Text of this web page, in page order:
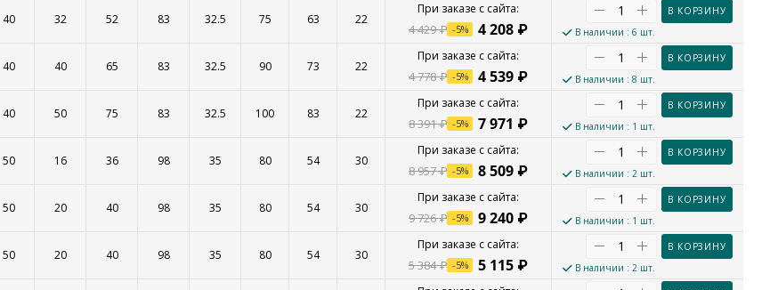
40 32 52 83 32.5 75 63 22
4 208 ₽
4 429₽ -5%
В КОРЗИНУ
В наличии : 6 шт.
40 40 65 83 32.5 90 73 22
4 539 ₽
4 778₽ -5%
В КОРЗИНУ
В наличии : 8 шт.
40 50 75 83 32.5 100 83 22
7 971 ₽
8 391₽ -5%
В КОРЗИНУ
В наличии : 1 шт.
50 16 36 98 35 80 54 30
8 509 ₽
8 957₽ -5%
В КОРЗИНУ
В наличии : 2 шт.
50 20 40 98 35 80 54 30
9 240 ₽
9 726₽ -5%
В КОРЗИНУ
В наличии : 1 шт.
50 20 40 98 35 80 54 30
5 115 ₽
5 384₽ -5%
В КОРЗИНУ
В наличии : 2 шт.